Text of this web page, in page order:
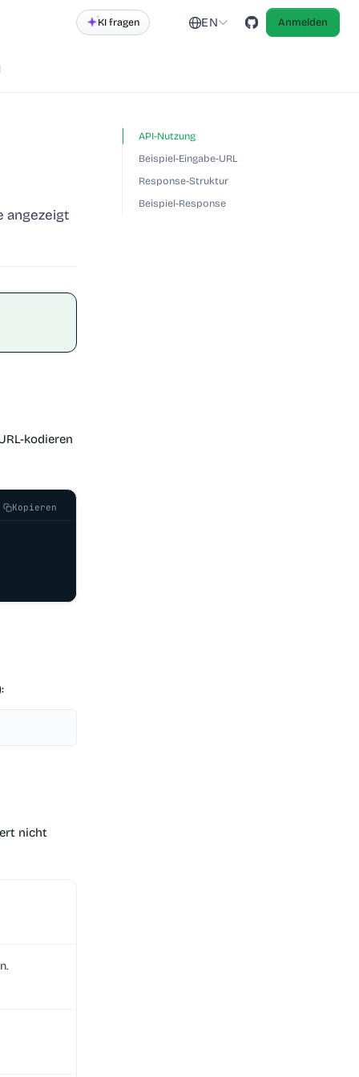
KI fragen EN Anmelden
angezeigt
kodieren
Kopieren
nicht
API-Nutzung
Beispiel-Eingabe-URL
Response-Struktur
Beispiel-Response